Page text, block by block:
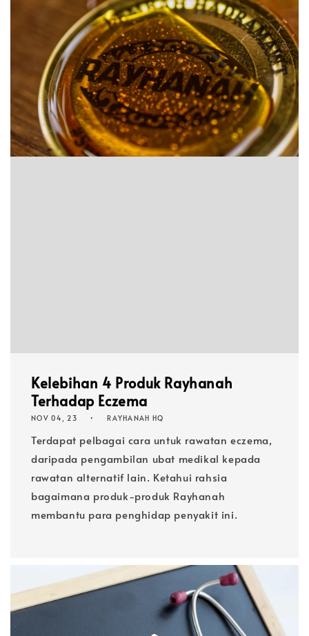
Kelebihan 4 Produk Rayhanah
Terhadap Eczema
NOV 04, 23 RAYHANAH HQ
Terdapat pelbagai cara untuk rawatan eczema,
daripada pengambilan ubat medikal kepada
rawatan alternatif lain. Ketahui rahsia
bagaimana produk-produk Rayhanah
membantu para penghidap penyakit ini.